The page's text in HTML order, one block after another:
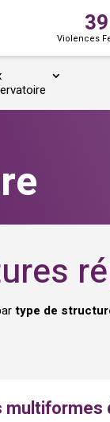
Violences
type de